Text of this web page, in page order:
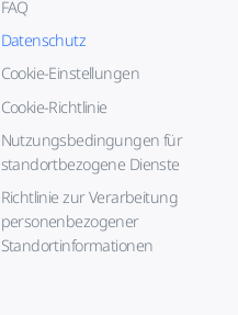
FAQ
Datenschutz
Cookie-Einstellungen
Cookie-Richtlinie
Nutzungsbedingungen für
standortbezogene Dienste
Richtlinie zur Verarbeitung
personenbezogener
Standortinformationen